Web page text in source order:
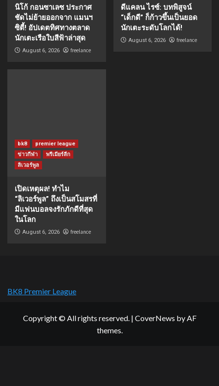
นิโก้ กอนซาเลซ ประกาศ
ชัดไม่ย้ายออกจาก แมนฯ
ซิตี้! อัปเดตทิศทางตลาด
นักเตะเรือใบสีฟ้าล่าสุด
August 6, 2026 freelance
ดีแคลน ไรซ์: บทพิสูจน์
“เด็กดี” ก็ก้าวขึ้นเป็นยอด
นักเตะระดับโลกได้!
August 6, 2026 freelance
bk8
premier league
ข่าวกีฬา
พรีเมียร์ลีก
ลิเวอร์พูล
เปิดเหตุผล! ทำไม
“ลิเวอร์พูล” ถึงเป็นสโมสรที่
มีแฟนบอลจงรักภักดีที่สุด
ในโลก
August 6, 2026 freelance
BK8 Premier League
Copyright © All rights reserved. | CoverNews by AF
themes.